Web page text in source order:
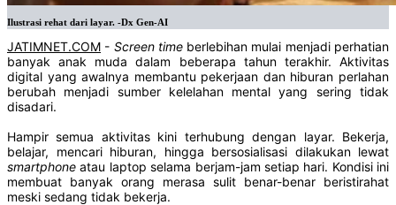
Ilustrasi rehat dari layar. -Dx Gen-AI
JATIMNET.COM - Screen time berlebihan mulai menjadi perhatian
banyak anak muda dalam beberapa tahun terakhir. Aktivitas
digital yang awalnya membantu pekerjaan dan hiburan perlahan
berubah menjadi sumber kelelahan mental yang sering tidak
disadari.
Hampir semua aktivitas kini terhubung dengan layar. Bekerja,
belajar, mencari hiburan, hingga bersosialisasi dilakukan lewat
smartphone atau laptop selama berjam-jam setiap hari. Kondisi ini
membuat banyak orang merasa sulit benar-benar beristirahat
meski sedang tidak bekerja.